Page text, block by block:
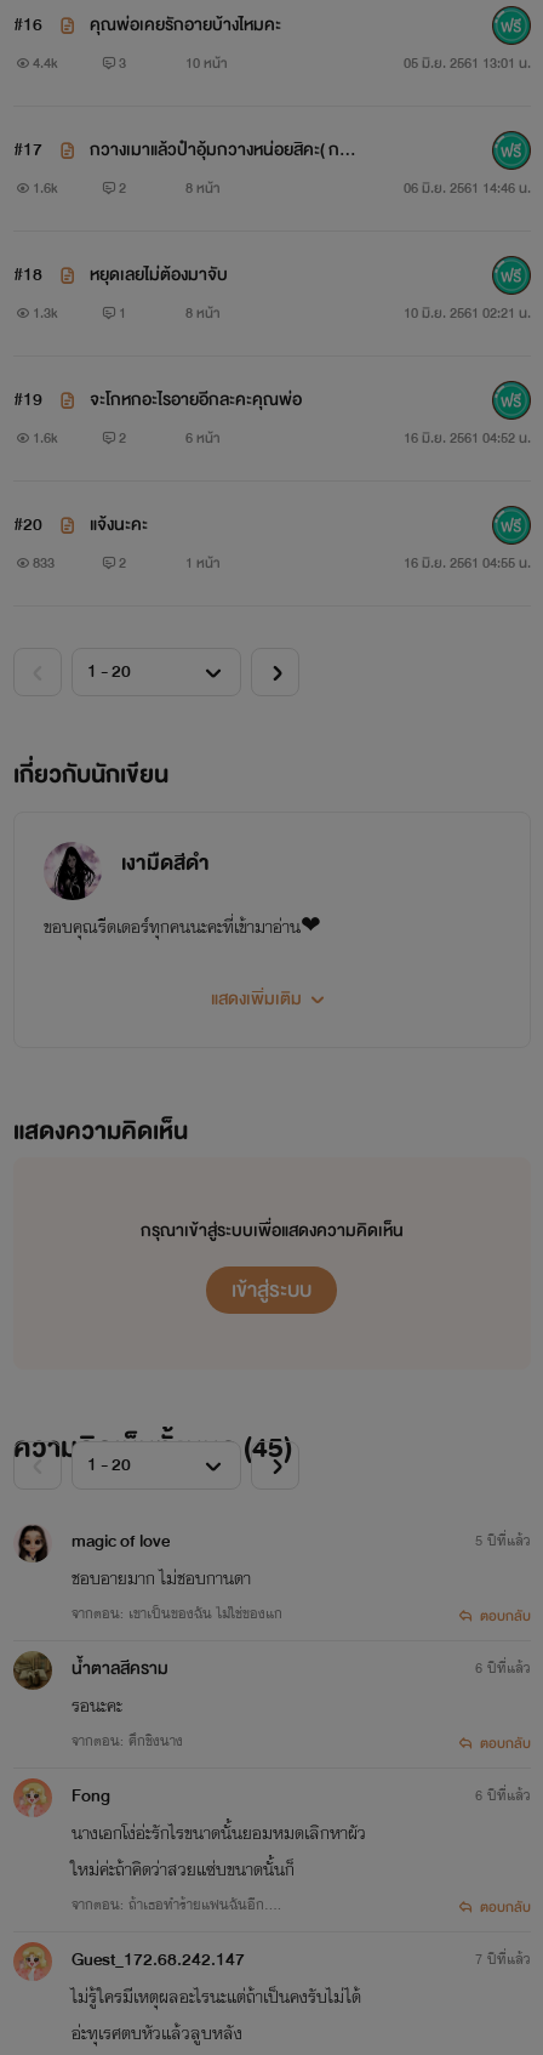
#16 คุณพ่อเคยรักอายบ้างไหมคะ
4.4k 3 10 หน้า 05 มิ.ย. 2561 13:01 น.
#17
กวางเมาแล้วป๋าอุ้มกวางหน่อยสิคะ( กวา
ง×ป๋า)20+
1.6k 2 8 หน้า 06 มิ.ย. 2561 14:46 น.
#18 หยุดเลยไม่ต้องมาจับ
1.3k 1 8 หน้า 10 มิ.ย. 2561 02:21 น.
#19 จะโกหกอะไรอายอีกละคะคุณพ่อ
1.6k 2 6 หน้า 16 มิ.ย. 2561 04:52 น.
#20 แจ้งนะคะ
833 2 1 หน้า 16 มิ.ย. 2561 04:55 น.
เกี่ยวกับนักเขียน
เงามืดสีดำ
ขอบคุณรีดเดอร์ทุกคนนะคะที่เข้ามาอ่าน❤
แสดงเพิ่มเติม
แสดงความคิดเห็น
กรุณาเข้าสู่ระบบเพื่อแสดงความคิดเห็น
เข้าสู่ระบบ
ความคิดเห็นทั้งหมด (45)
magic of love
ชอบอายมาก ไม่ชอบกานดา
จากตอน: เขาเป็นของฉัน ไม่ใช่ของแก
5 ปีที่แล้ว
ตอบกลับ
น้ำตาลสีคราม
รอนะคะ
จากตอน: ศึกชิงนาง
6 ปีที่แล้ว
ตอบกลับ
Fong
นางเอกโง่อ่ะรักไรขนาดนั้นยอมหมดเลิกหาผัว
ใหม่ค่ะถ้าคิดว่าสวยแซ่บขนาดนั้นก็
จากตอน: ถ้าเธอทำร้ายแฟนฉันอีก....
6 ปีที่แล้ว
ตอบกลับ
Guest_172.68.242.147
ไม่รู้ใครมีเหตุผลอะไรนะแต่ถ้าเป็นคงรับไม่ได้
อ่ะทุเรศตบหัวแล้วลูบหลัง
7 ปีที่แล้ว